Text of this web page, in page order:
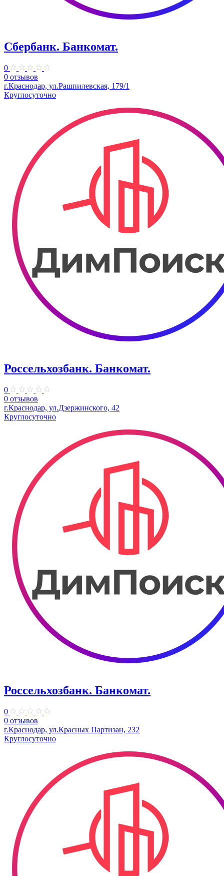
Сбербанк. Банкомат.
0
0 отзывов
г.Краснодар, ул.Рашпилевская, 179/1
Круглосуточно
Россельхозбанк. Банкомат.
0
0 отзывов
г.Краснодар, ул.Дзержинского, 42
Круглосуточно
Россельхозбанк. Банкомат.
0
0 отзывов
г.Краснодар, ул.Красных Партизан, 232
Круглосуточно